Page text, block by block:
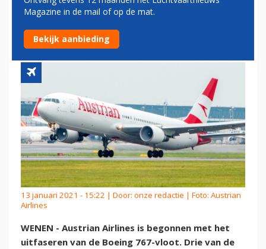
AFSCHEID VAN VOORMALIG
MARTINAIR-TOESTEL
13 januari 2021 - 15:22 | Door: onze redactie | Foto: Austrian
Airlines
WENEN - Austrian Airlines is begonnen met het
uitfaseren van de Boeing 767-vloot. Drie van de
Magazine in de mail of op de mat.
Bekijk aanbieding